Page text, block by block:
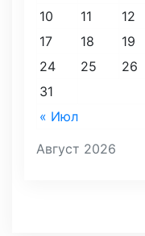
Август 2026
« Июл
10
11 12
17
18 19
24
25 26
31